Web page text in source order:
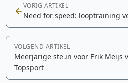
VORIG ARTIKEL
Need for speed: looptraining
VOLGEND ARTIKEL
Meerjarige steun voor Erik Meijs
Topsport